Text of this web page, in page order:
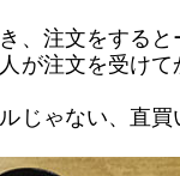
、注文をすると
が注文を受け
じゃない、直買